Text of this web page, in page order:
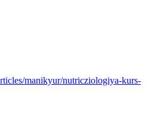
manikyur/nutricziologiya-kurs-